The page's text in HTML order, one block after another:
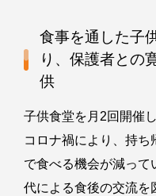
食事を通した子
り、保護者との
供
子供食堂を月2回開催
コロナ禍により、持
で食べる機会が減って
代による食後の交流を